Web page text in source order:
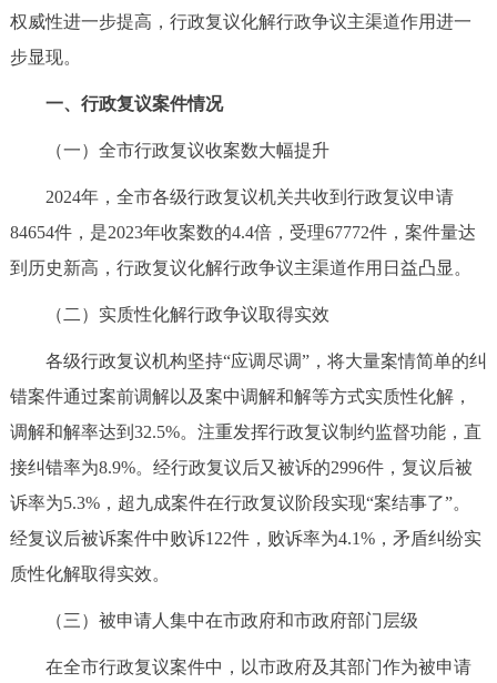
权威性进一步提高，行政复议化解行政争议主渠道作用进一
步显现。
一、行政复议案件情况
（一）全市行政复议收案数大幅提升
2024年，全市各级行政复议机关共收到行政复议申请
84654件，是2023年收案数的4.4倍，受理67772件，案件量达
到历史新高，行政复议化解行政争议主渠道作用日益凸显。
（二）实质性化解行政争议取得实效
各级行政复议机构坚持“应调尽调”，将大量案情简单的纠
错案件通过案前调解以及案中调解和解等方式实质性化解，
调解和解率达到32.5%。注重发挥行政复议制约监督功能，直
接纠错率为8.9%。经行政复议后又被诉的2996件，复议后被
诉率为5.3%，超九成案件在行政复议阶段实现“案结事了”。
经复议后被诉案件中败诉122件，败诉率为4.1%，矛盾纠纷实
质性化解取得实效。
（三）被申请人集中在市政府和市政府部门层级
在全市行政复议案件中，以市政府及其部门作为被申请